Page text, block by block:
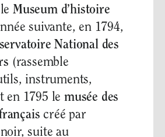
leMuseum d’histoire
suivante, en 1794,
National des
(rassemble
instruments,
en 1795 lemusée des
créé par
suite au